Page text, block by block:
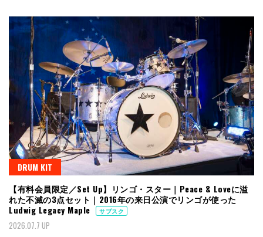
DRUM KIT
【有料会員限定／Set Up】リンゴ・スター｜Peace & Loveに溢
れた不滅の3点セット｜2016年の来日公演でリンゴが使った
Ludwig Legacy Maple
サブスク
2026.07.7 UP